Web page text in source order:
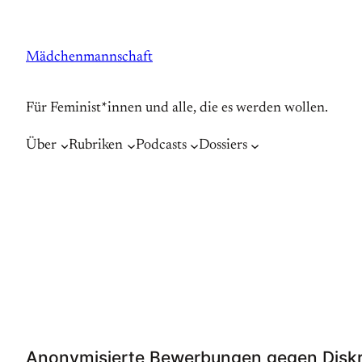
springen
Mädchenmannschaft
Für Feminist*innen und alle, die es werden wollen.
Über Rubriken Podcasts Dossiers
Anonymisierte Bewerbungen gegen